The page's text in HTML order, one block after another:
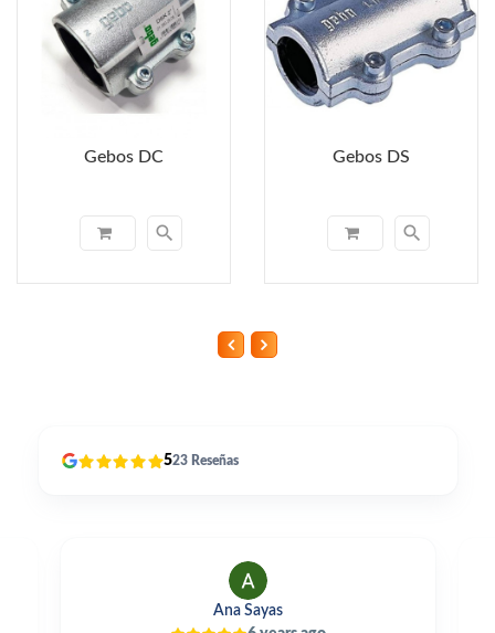
Gebos DC
search
Gebos DS
search
523 Reseñas
Alfonso Perles